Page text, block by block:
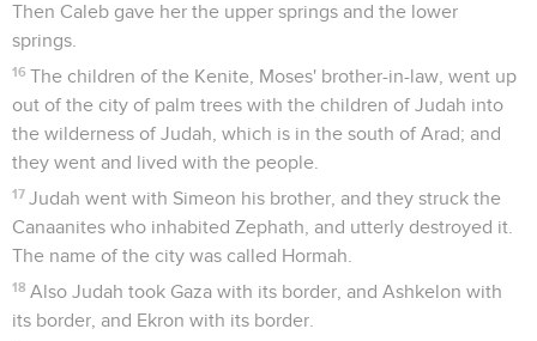
Then Caleb gave her the upper springs and the lower
springs.
16 The children of the Kenite, Moses' brother-in-law, went up
out of the city of palm trees with the children of Judah into
the wilderness of Judah, which is in the south of Arad; and
they went and lived with the people.
17 Judah went with Simeon his brother, and they struck the
Canaanites who inhabited Zephath, and utterly destroyed it.
The name of the city was called Hormah.
18 Also Judah took Gaza with its border, and Ashkelon with
its border, and Ekron with its border.